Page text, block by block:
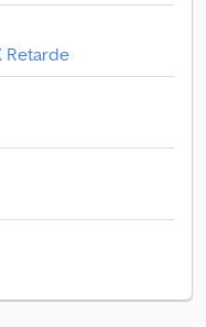
Retarde